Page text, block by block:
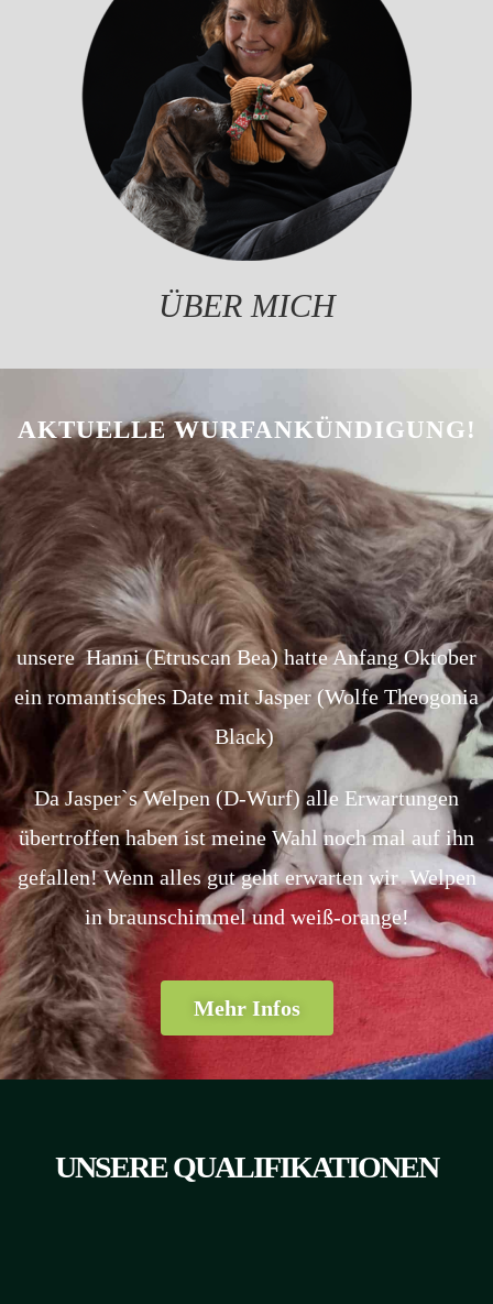
ÜBER MICH
AKTUELLE WURFANKÜNDIGUNG!
unsere Hanni (Etruscan Bea) hatte Anfang Oktober
ein romantisches Date mit Jasper (Wolfe Theogonia
Black)
Da Jasper`s Welpen (D-Wurf) alle Erwartungen
übertroffen haben ist meine Wahl noch mal auf ihn
gefallen! Wenn alles gut geht erwarten wir Welpen
in braunschimmel und weiß-orange!
Mehr Infos
UNSERE QUALIFIKATIONEN